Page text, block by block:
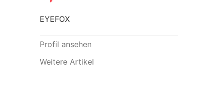
EYEFOX
Profil ansehen
Weitere Artikel